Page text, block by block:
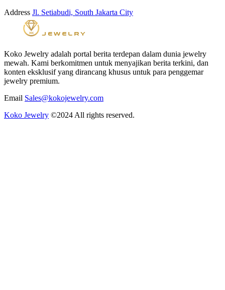
Address Jl. Setiabudi, South Jakarta City
Koko Jewelry adalah portal berita terdepan dalam dunia jewelry
mewah. Kami berkomitmen untuk menyajikan berita terkini, dan
konten eksklusif yang dirancang khusus untuk para penggemar
jewelry premium.
Email Sales@kokojewelry.com
Koko Jewelry ©2024 All rights reserved.